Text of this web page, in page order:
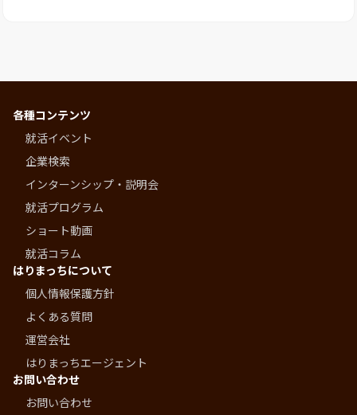
各種コンテンツ
就活イベント
企業検索
インターンシップ・説明会
就活プログラム
ショート動画
就活コラム
はりまっちについて
個人情報保護方針
よくある質問
運営会社
はりまっちエージェント
お問い合わせ
お問い合わせ